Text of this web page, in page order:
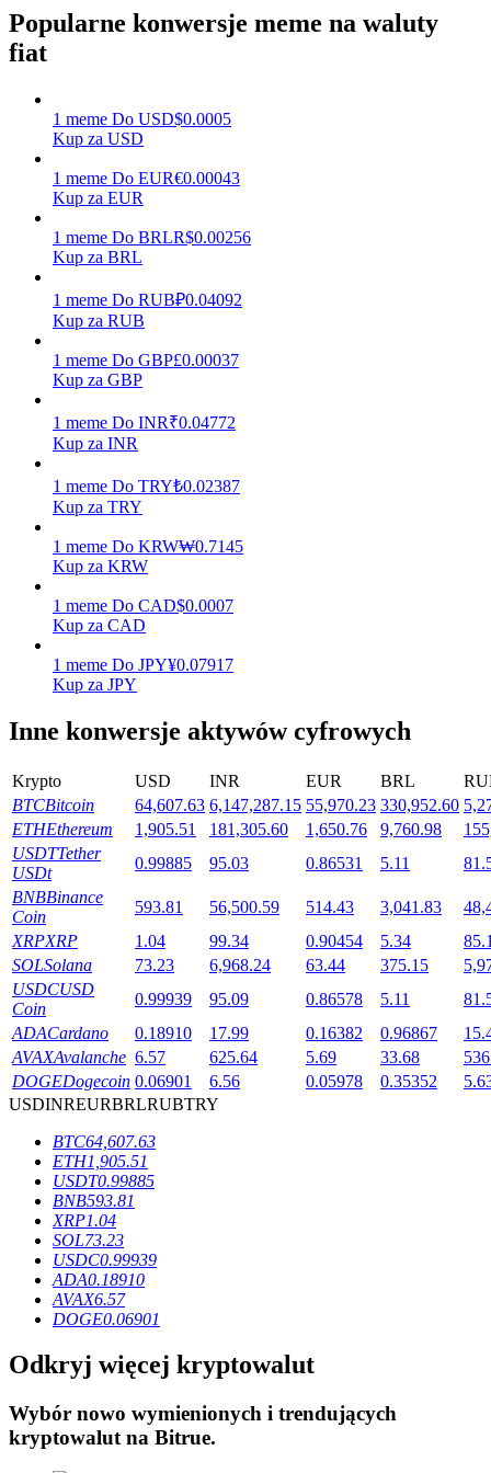
Mocna Świnka
Stawianie
Wysokie zyski i natychmiastowy dostęp
Launchpool
Elastyczne stawianie zakładów, aby zarabiać na popularnych
tokenach
Blokady BTR
Ekskluzywne inwestycje dla posiadaczy BTR
Pożyczki
Usługa pożyczek wspieranych kryptowalutami
Popularne konwersje meme na waluty
fiat
1 meme Do USD$0.0005
Kup za USD
1 meme Do EUR€0.00043
Kup za EUR
1 meme Do BRLR$0.00256
Kup za BRL
1 meme Do RUB₽0.04092
Kup za RUB
1 meme Do GBP£0.00037
Kup za GBP
1 meme Do INR₹0.04772
Kup za INR
1 meme Do TRY₺0.02387
Kup za TRY
1 meme Do KRW₩0.7145
Kup za KRW
1 meme Do CAD$0.0007
Kup za CAD
1 meme Do JPY¥0.07917
Kup za JPY
Inne konwersje aktywów cyfrowych
Krypto USD INR EUR BRL
BTCBitcoin 64,607.63 6,147,287.15 55,970.23 330,952.60
ETHEthereum 1,905.51 181,305.60 1,650.76 9,760.98
USDTTether
USDt
0.99885 95.03 0.86531 5.11
BNBBinance
Coin
593.81 56,500.59 514.43 3,041.83
XRPXRP 1.04 99.34 0.90454 5.34
SOLSolana 73.23 6,968.24 63.44 375.15
USDCUSD
Coin
0.99939 95.09 0.86578 5.11
ADACardano 0.18910 17.99 0.16382 0.96867
AVAXAvalanche 6.57 625.64 5.69 33.68
DOGEDogecoin 0.06901 6.56 0.05978 0.35352
USDINREURBRLRUBTRY
BTC64,607.63
ETH1,905.51
USDT0.99885
BNB593.81
XRP1.04
SOL73.23
USDC0.99939
ADA0.18910
AVAX6.57
DOGE0.06901
Odkryj więcej kryptowalut
Wybór nowo wymienionych i trendujących
kryptowalut na Bitrue.